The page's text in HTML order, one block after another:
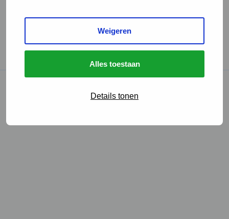
Weigeren
Alles toestaan
Details tonen
GGD Reisvaccinaties